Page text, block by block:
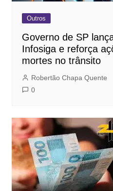
Outros
Governo de SP
Infosiga e reforça
mortes no trânsito
Robertão Chapa Quente
0